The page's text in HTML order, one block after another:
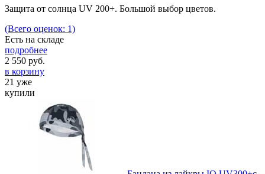
Защита от солнца UV 200+. Большой выбор цветов.
(Всего оценок: 1)
Есть на складе
подробнее
2 550 руб.
в корзину
21 уже
купили